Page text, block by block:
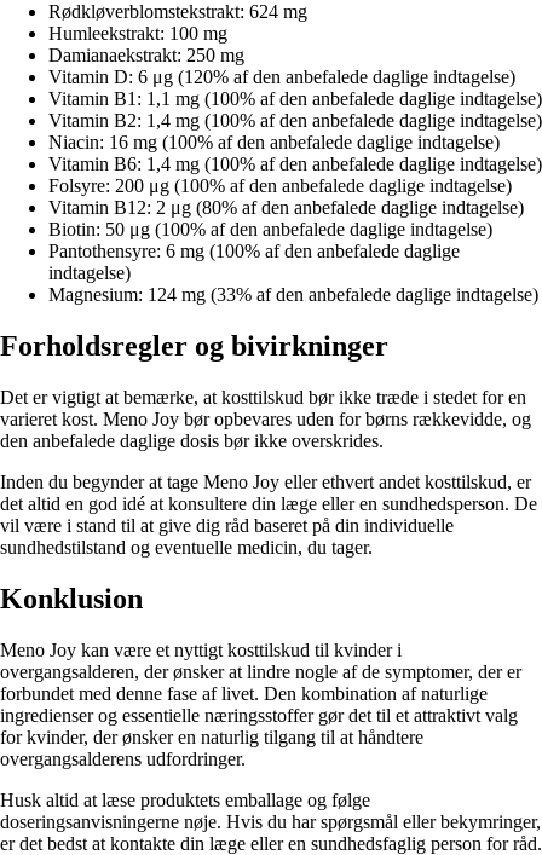
Rødkløverblomstekstrakt: 624 mg
Humleekstrakt: 100 mg
Damianaekstrakt: 250 mg
Vitamin D: 6 μg (120% af den anbefalede daglige indtagelse)
Vitamin B1: 1,1 mg (100% af den anbefalede daglige indtagelse)
Vitamin B2: 1,4 mg (100% af den anbefalede daglige indtagelse)
Niacin: 16 mg (100% af den anbefalede daglige indtagelse)
Vitamin B6: 1,4 mg (100% af den anbefalede daglige indtagelse)
Folsyre: 200 μg (100% af den anbefalede daglige indtagelse)
Vitamin B12: 2 μg (80% af den anbefalede daglige indtagelse)
Biotin: 50 μg (100% af den anbefalede daglige indtagelse)
Pantothensyre: 6 mg (100% af den anbefalede daglige
indtagelse)
Magnesium: 124 mg (33% af den anbefalede daglige indtagelse)
Forholdsregler og bivirkninger
Det er vigtigt at bemærke, at kosttilskud bør ikke træde i stedet for en
varieret kost. Meno Joy bør opbevares uden for børns rækkevidde, og
den anbefalede daglige dosis bør ikke overskrides.
Inden du begynder at tage Meno Joy eller ethvert andet kosttilskud, er
det altid en god idé at konsultere din læge eller en sundhedsperson. De
vil være i stand til at give dig råd baseret på din individuelle
sundhedstilstand og eventuelle medicin, du tager.
Konklusion
Meno Joy kan være et nyttigt kosttilskud til kvinder i
overgangsalderen, der ønsker at lindre nogle af de symptomer, der er
forbundet med denne fase af livet. Den kombination af naturlige
ingredienser og essentielle næringsstoffer gør det til et attraktivt valg
for kvinder, der ønsker en naturlig tilgang til at håndtere
overgangsalderens udfordringer.
Husk altid at læse produktets emballage og følge
doseringsanvisningerne nøje. Hvis du har spørgsmål eller bekymringer,
er det bedst at kontakte din læge eller en sundhedsfaglig person for råd.